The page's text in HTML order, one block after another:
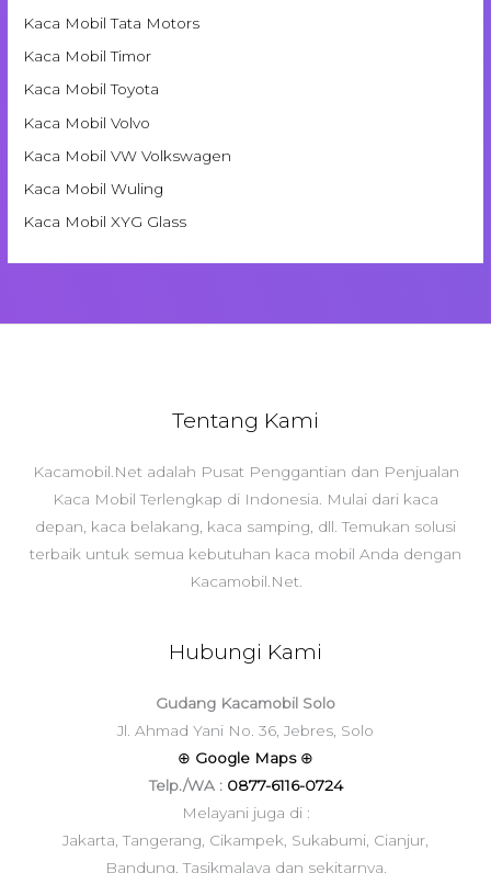
Kaca Mobil Tata Motors
Kaca Mobil Timor
Kaca Mobil Toyota
Kaca Mobil Volvo
Kaca Mobil VW Volkswagen
Kaca Mobil Wuling
Kaca Mobil XYG Glass
Tentang Kami
Kacamobil.Net adalah Pusat Penggantian dan Penjualan
Kaca Mobil Terlengkap di Indonesia. Mulai dari kaca
depan, kaca belakang, kaca samping, dll. Temukan solusi
terbaik untuk semua kebutuhan kaca mobil Anda dengan
Kacamobil.Net.
Hubungi Kami
Gudang Kacamobil Solo
Jl. Ahmad Yani No. 36, Jebres, Solo
⊕ Google Maps ⊕
Telp./WA : 0877-6116-0724
Melayani juga di :
Jakarta, Tangerang, Cikampek, Sukabumi, Cianjur,
Bandung, Tasikmalaya dan sekitarnya.